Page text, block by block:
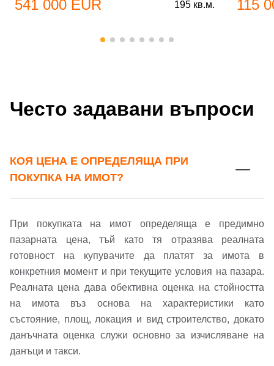
Вход
Вход като гост
или използвай профил
Вход с Google
541 000 EUR 195 кв.м. 115
Често задавани въпроси
КОЯ ЦЕНА Е ОПРЕДЕЛЯЩА ПРИ
ПОКУПКА НА ИМОТ?
При покупката на имот определяща е предимно
пазарната цена, тъй като тя отразява реалната
готовност на купувачите да платят за имота в
конкретния момент и при текущите условия на пазара.
Реалната цена дава обективна оценка на стойността
на имота въз основа на характеристики като
състояние, площ, локация и вид строителство, докато
данъчната оценка служи основно за изчисляване на
данъци и такси.
▼
Вашето запитване стигна до нас. Ще
се обадим възможно най-бързо.